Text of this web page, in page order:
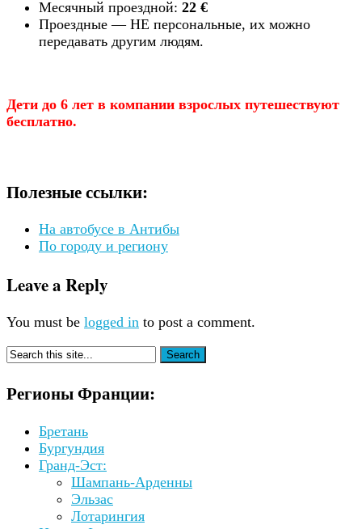
Месячный проездной: 22 €
Проездные — НЕ персональные, их можно
передавать другим людям.
Дети до 6 лет в компании взрослых путешествуют
бесплатно.
Полезные ссылки:
На автобусе в Антибы
По городу и региону
Leave a Reply
You must be logged in to post a comment.
Регионы Франции:
Бретань
Бургундия
Гранд-Эст:
Шампань-Арденны
Эльзас
Лотарингия